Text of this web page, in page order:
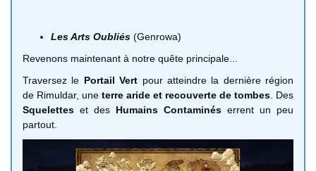
Les Arts Oubliés (Genrowa)
Revenons maintenant à notre quête principale...
Traversez le Portail Vert pour atteindre la dernière région
de Rimuldar, une terre aride et recouverte de tombes . Des
Squelettes et des Humains Contaminés errent un peu
partout.